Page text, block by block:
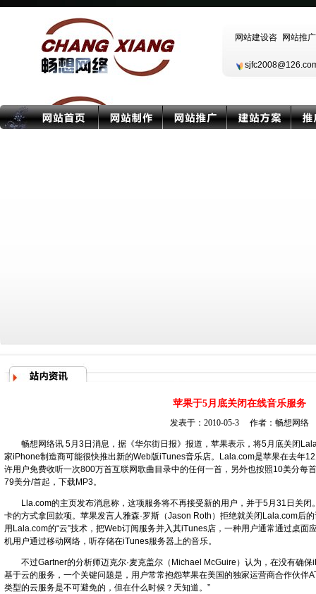
苹果于5月底关闭在线音乐服务
发表于：2010-05-3 作者： 畅想网络
畅想网络讯 5月3日消息，据《华尔街日报》报道，苹果表示，将5月底关闭
家iPhone制造商可能很快推出新的Web版iTunes音乐店。Lala.com是苹果在去年
许用户免费收听一次800万首互联网歌曲目录中的任何一首，另外也按照10美分每
79美分/首起，下载MP3。
Lla.com的主页发布消息称，这项服务将不再接受新的用户，并于5月31日关闭
卡的方式拿回款项。苹果发言人雅森·罗斯（Jason Roth）拒绝就关闭Lala.com后
用Lala.com的“云”技术，把Web订阅服务并入其iTunes店，一种用户通常通过桌面
机用户通过移动网络，听存储在iTunes服务器上的音乐。
不过Gartner的分析师迈克尔·麦克盖尔（Michael McGuire）认为，在没有确保
基于云的服务，一个关键问题是，用户常常抱怨苹果在美国的独家运营商合作伙伴
类型的云服务是不可避免的，但在什么时候？天知道。”